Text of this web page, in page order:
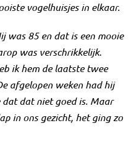
vogelhuisjes in elkaar.
was 85 en dat is een mooie
was verschrikkelijk.
ik hem de laatste twee
afgelopen weken had hij
dat niet goed is. Maar
in ons gezicht, het ging zo